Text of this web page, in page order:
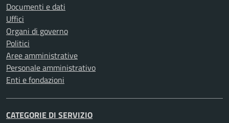
Documenti e dati
Uffici
Organi di governo
Politici
Aree amministrative
Personale amministrativo
Enti e fondazioni
CATEGORIE DI SERVIZIO